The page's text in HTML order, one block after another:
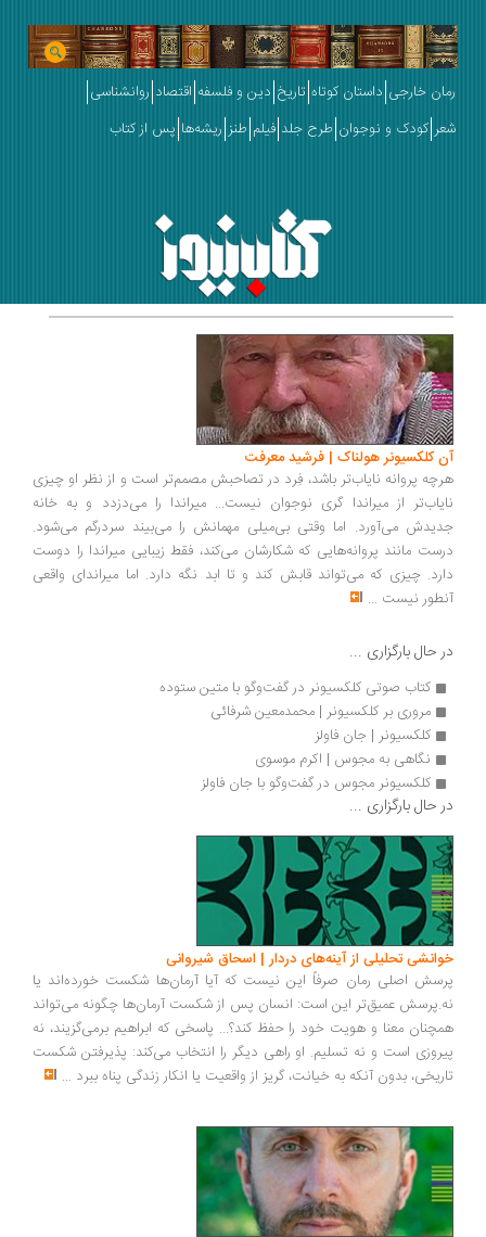
رمان خارجی داستان کوتاه تاریخ دین و فلسفه اقتصاد روانشناسی
شعر کودک و نوجوان طرح جلد فیلم طنز ریشه‌ها پس از کتاب
آن کلکسیونر هولناک | فرشید معرفت
هرچه پروانه‌ نایاب‌تر باشد، فِرد در تصاحبش مصمم‌تر است و از نظر او چیزی
نایاب‌تر از میراندا گری نوجوان نیست... میراندا را می‌دزدد و به خانه‌
جدیدش می‌آورد. اما وقتی بی‌میلی مهمانش را می‌بیند سردرگم می‌شود.
درست مانند پروانه‌هایی که شکارشان می‌کند، فقط زیبایی میراندا را دوست
دارد. چیزی که می‌تواند قابش کند و تا ابد نگه دارد. اما میراندای واقعی
آنطور نیست ...
در حال بارگزاری ...
کتاب صوتی کلکسیونر در گفت‌وگو با متین ستوده
مروری بر کلکسیونر | محمدمعین شرفائی
کلکسیونر | جان فاولز
نگاهی به مجوس | اکرم موسوی
کلکسیونر مجوس در گفت‌وگو با جان فاولز
در حال بارگزاری ...
خوانشی تحلیلی از آینه‌های دردار | اسحاق شیروانی
پرسش اصلی رمان صرفاً این نیست که آیا آرمان‌ها شکست خورده‌اند یا
نه.پرسش عمیق‌تر این است: انسان پس از شکست آرمان‌ها چگونه می‌تواند
همچنان معنا و هویت خود را حفظ کند؟... پاسخی که ابراهیم برمی‌گزیند، نه
پیروزی است و نه تسلیم. او راهی دیگر را انتخاب می‌کند: پذیرفتن شکست
تاریخی، بدون آنکه به خیانت، گریز از واقعیت یا انکار زندگی پناه ببرد ...